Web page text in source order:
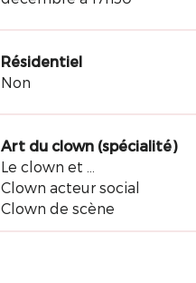
Résidentiel
Non
Art du clown (spécialité)
Le clown et ...
Clown acteur social
Clown de scène